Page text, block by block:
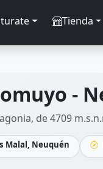
Tienda
-
de 4709
Malal, Neuquén